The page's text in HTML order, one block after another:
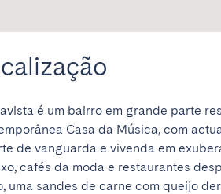
é um bairro em grande parte
Casa da Música, com
de vanguarda e vivenda em
cafés da moda e restaurantes
uma sandes de carne com queijo